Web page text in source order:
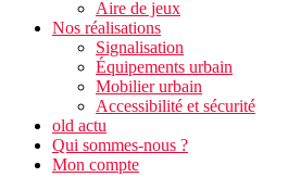
Aire de jeux
Nos réalisations
Signalisation
Équipements urbain
Mobilier urbain
Accessibilité et sécurité
old actu
Qui sommes-nous ?
Mon compte